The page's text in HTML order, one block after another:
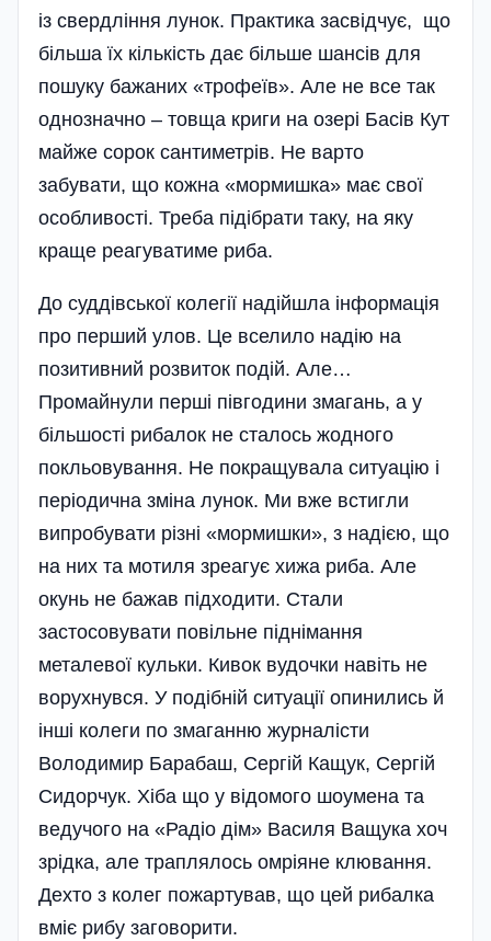
із свердління лунок. Практика засвідчує, що
більша їх кількість дає більше шансів для
пошуку бажаних «трофеїв». Але не все так
однозначно – товща криги на озері Басів Кут
майже сорок сантиметрів. Не варто
забувати, що кожна «мормишка» має свої
особливості. Треба підібрати таку, на яку
краще реагуватиме риба.
До суддівської колегії надійшла інформація
про перший улов. Це вселило надію на
позитивний розвиток подій. Але…
Промайнули перші півгодини змагань, а у
більшості рибалок не сталось жодного
покльовування. Не покращувала ситуацію і
періодична зміна лунок. Ми вже встигли
випробувати різні «мормишки», з надією, що
на них та мотиля зреагує хижа риба. Але
окунь не бажав підходити. Стали
застосовувати повільне піднімання
металевої кульки. Кивок вудочки навіть не
ворухнувся. У по­дібній ситуації опинились й
інші колеги по змаганню журналісти
Володимир Барабаш, Сергій Кащук, Сергій
Сидорчук. Хіба що у відомого шоумена та
ведучого на «Радіо дім» Василя Ващука хоч
зрідка, але траплялось омріяне клювання.
Дехто з колег пожартував, що цей рибалка
вміє рибу заговорити.